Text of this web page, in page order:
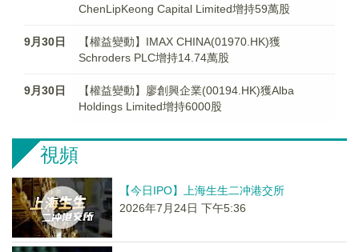
ChenLipKeong Capital Limited增持59萬股
9月30日
【權益變動】IMAX CHINA(01970.HK)獲
Schroders PLC增持14.74萬股
9月30日
【權益變動】廖創興企業(00194.HK)獲Alba
Holdings Limited增持6000股
視頻
【今日IPO】上海生生二冲港交所
2026年7月24日 下午5:36